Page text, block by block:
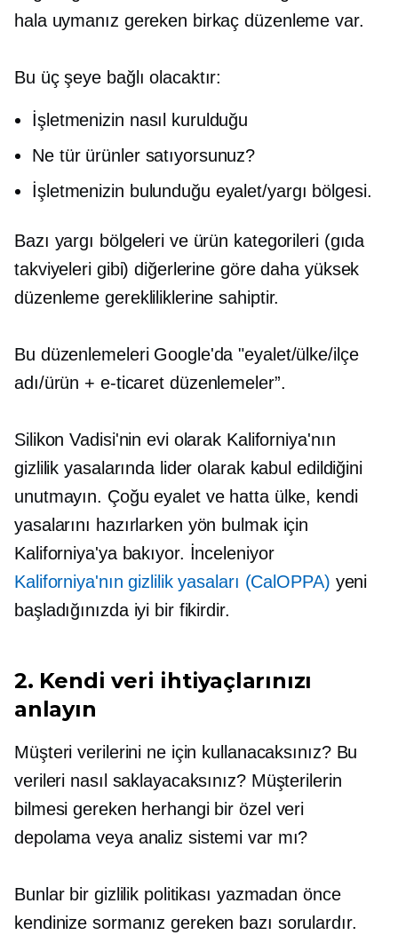
hala uymanız gereken birkaç düzenleme var.
Bu üç şeye bağlı olacaktır:
İşletmenizin nasıl kurulduğu
Ne tür ürünler satıyorsunuz?
İşletmenizin bulunduğu eyalet/yargı bölgesi.
Bazı yargı bölgeleri ve ürün kategorileri (gıda
takviyeleri gibi) diğerlerine göre daha yüksek
düzenleme gerekliliklerine sahiptir.
Bu düzenlemeleri Google'da "eyalet/ülke/ilçe
adı/ürün + e-ticaret düzenlemeler”.
Silikon Vadisi'nin evi olarak Kaliforniya'nın
gizlilik yasalarında lider olarak kabul edildiğini
unutmayın. Çoğu eyalet ve hatta ülke, kendi
yasalarını hazırlarken yön bulmak için
Kaliforniya'ya bakıyor. İnceleniyor
Kaliforniya'nın gizlilik yasaları (CalOPPA) yeni
başladığınızda iyi bir fikirdir.
2. Kendi veri ihtiyaçlarınızı
anlayın
Müşteri verilerini ne için kullanacaksınız? Bu
verileri nasıl saklayacaksınız? Müşterilerin
bilmesi gereken herhangi bir özel veri
depolama veya analiz sistemi var mı?
Bunlar bir gizlilik politikası yazmadan önce
kendinize sormanız gereken bazı sorulardır.